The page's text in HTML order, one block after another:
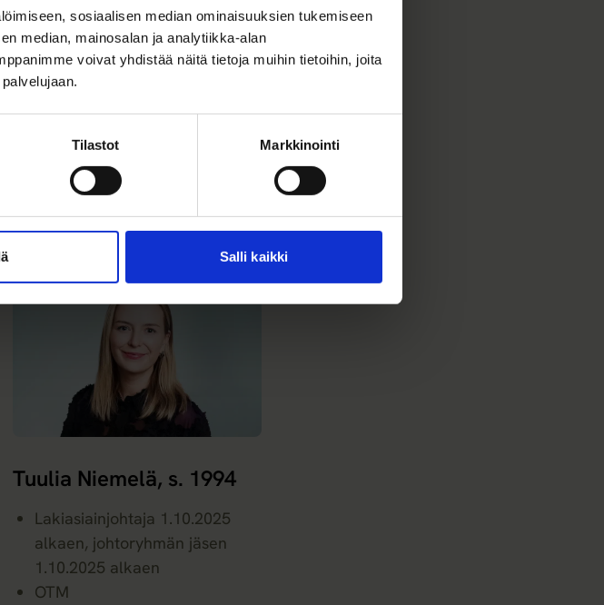
sosiaalisen median ominaisuuksien tukemiseen
median, mainosalan ja analytiikka-alan
voivat yhdistää näitä tietoja muihin tietoihin, joita
Tilastot Markkinointi
Salli kaikki
Tuulia Niemelä, s. 1994
Lakiasiainjohtaja 1.10.2025
alkaen, johtoryhmän jäsen
1.10.2025 alkaen
OTM